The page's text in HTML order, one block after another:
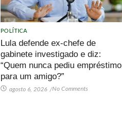
POLÍTICA
Lula defende ex-chefe de
gabinete investigado e diz:
“Quem nunca pediu empréstimo
para um amigo?”
agosto 6, 2026 /No Comments